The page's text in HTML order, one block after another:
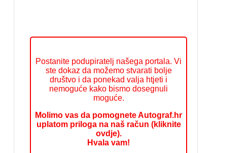
Postanite podupiratelj našega portala. Vi
ste dokaz da možemo stvarati bolje
društvo i da ponekad valja htjeti i
nemoguće kako bismo dosegnuli
moguće.
Molimo vas da pomognete Autograf.hr
uplatom priloga na naš račun (kliknite
ovdje).
Hvala vam!